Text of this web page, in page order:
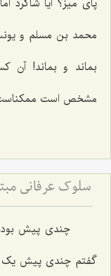
محمد بن مسلم و
بماند و بماند!
مشخص است
سلوک عرفانی
چندی پیش
گفتم چندی پیش یک